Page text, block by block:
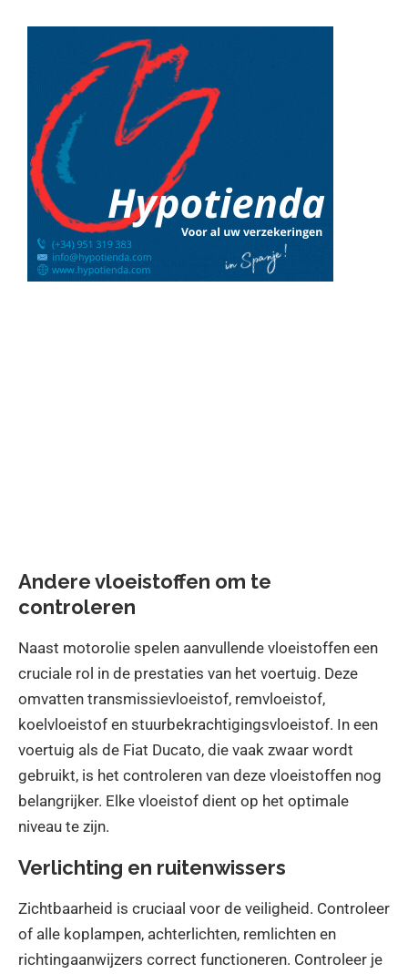
Andere vloeistoffen om te
controleren
Naast motorolie spelen aanvullende vloeistoffen een
cruciale rol in de prestaties van het voertuig. Deze
omvatten transmissievloeistof, remvloeistof,
koelvloeistof en stuurbekrachtigingsvloeistof. In een
voertuig als de Fiat Ducato, die vaak zwaar wordt
gebruikt, is het controleren van deze vloeistoffen nog
belangrijker. Elke vloeistof dient op het optimale
niveau te zijn.
Verlichting en ruitenwissers
Zichtbaarheid is cruciaal voor de veiligheid. Controleer
of alle koplampen, achterlichten, remlichten en
richtingaanwijzers correct functioneren. Controleer je